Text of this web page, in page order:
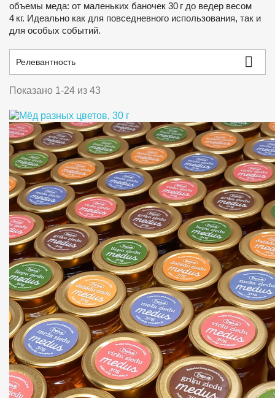
объемы меда: от маленьких баночек 30 г до ведер весом
4 кг. Идеально как для повседневного использования, так и
для особых событий.
Релевантность 
Показано 1-24 из 43